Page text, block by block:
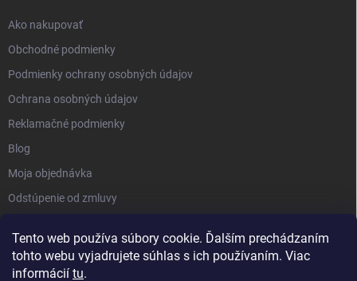
Tento web používa súbory cookie. Ďalším prechádzaním
tohto webu vyjadrujete súhlas s ich používaním. Viac
informácií tu.
Ako nakupovať
Obchodné podmienky
Podmienky ochrany osobných údajov
Ochrana osobných údajov
Reklamačné podmienky
Blog
Moja objednávka
Odstúpenie od zmluvy